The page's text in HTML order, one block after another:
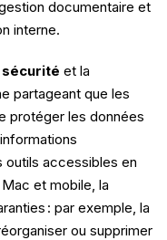
documentaire et
interne.
sécurité et la
partageant que les
protéger les données
outils accessibles en
et mobile, la
: par exemple, la
ou supprimer